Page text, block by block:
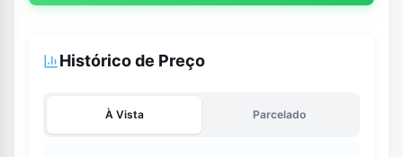
Histórico de Preço
À Vista Parcelado